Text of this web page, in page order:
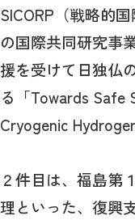
SICORP（戦略的
の国際共同研究事
援を受けて日独仏
る「Towards
Cryogenic
２件目は、福島第
理といった、復興